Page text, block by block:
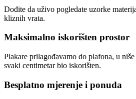
Dođite da uživo pogledate uzorke
kliznih vrata.
Maksimalno iskorišten prostor
Plakare prilagođavamo do plafona, u
svaki centimetar bio iskorišten.
Besplatno mjerenje i ponuda